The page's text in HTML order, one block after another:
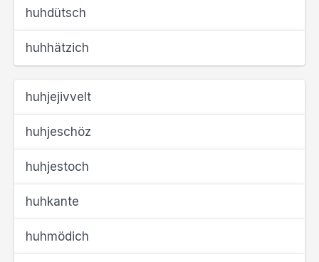
huhdütsch
huhhätzich
huhjejivvelt
huhjeschöz
huhjestoch
huhkante
huhmödich